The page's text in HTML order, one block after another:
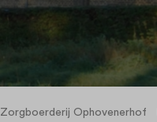
Zorgboerderij Ophovenerhof